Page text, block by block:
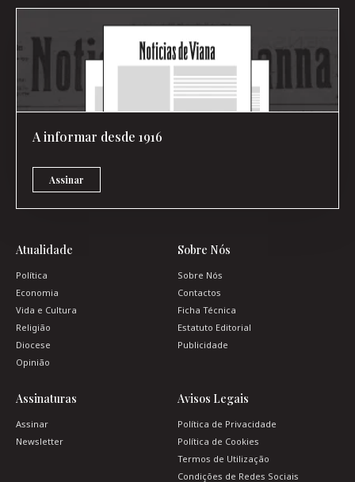
A informar desde 1916
Assinar
Atualidade
Política
Economia
Vida e Cultura
Religião
Diocese
Opinião
Sobre Nós
Sobre Nós
Contactos
Ficha Técnica
Estatuto Editorial
Publicidade
Assinaturas
Assinar
Newsletter
Avisos Legais
Política de Privacidade
Política de Cookies
Termos de Utilização
Condições de Redes Sociais